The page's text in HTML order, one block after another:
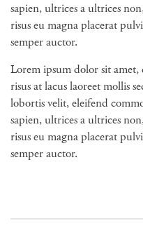
sapien, ultrices a ultrices
risus eu magna placerat
semper auctor.
Lorem ipsum dolor sit amet,
risus at lacus laoreet mollis
lobortis velit, eleifend
sapien, ultrices a ultrices
risus eu magna placerat
semper auctor.